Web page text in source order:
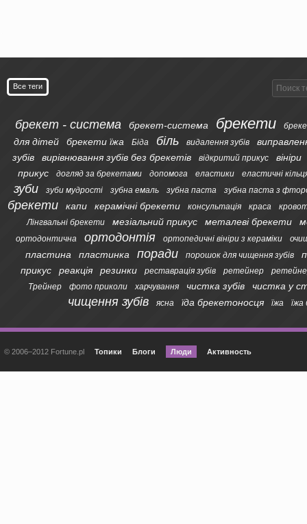
Все теги
брекет - система брекет-система брекети
для дітей брекети їжа Біда біль видалення зубів
зубів
вирівнювання зубів без брекетів відкритий прикус
вініри
прикус
догляд за брекетами допомога еластики еластичні
зуби зуби мудрості зубна емаль зубна паста зубна паста з
брекети капи керамічні брекети консультація краса
Лінгвальні брекети
мезіальний прикус металеві брекети
ортодонтична ортодонтія ортопедичні вініри з кераміки
пластина пластинка поради порошок для чищення зубів
прикус
реакція резинки реставрація зубів ретейнер
Трейнер
фото приколи харчування чистка зубів чистка у
чищення зубів ясна їда брекетоносця їжа
© 2006–2012 Fortune.pl Топики Блоги Люди Активность